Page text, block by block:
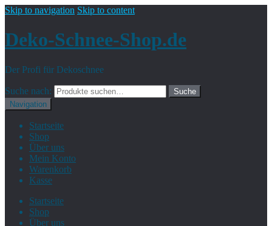
Skip to navigation Skip to content
Deko-Schnee-Shop.de
Der Profi für Dekoschnee
Suche nach:
Suche
Navigation
Startseite
Shop
Über uns
Mein Konto
Warenkorb
Kasse
Startseite
Shop
Über uns